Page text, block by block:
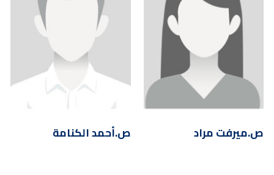
ص.ميرفت مراد ص.أحمد الكنامة